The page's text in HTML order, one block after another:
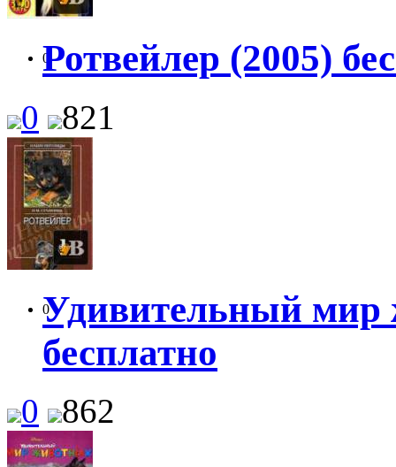
0
Ротвейлер (2005)
0 821
0
Удивительный мир
бесплатно
0 862